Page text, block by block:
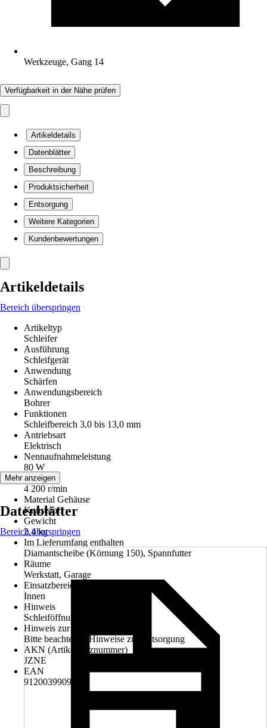
Werkzeuge, Gang 14
Verfügbarkeit in der Nähe prüfen
Artikeldetails
Datenblätter
Beschreibung
Produktsicherheit
Entsorgung
Weitere Kategorien
Kundenbewertungen
Artikeldetails
Bereich überspringen
Artikeltyp
Schleifer
Ausführung
Schleifgerät
Anwendung
Schärfen
Anwendungsbereich
Bohrer
Funktionen
Schleifbereich 3,0 bis 13,0 mm
Antriebsart
Elektrisch
Nennaufnahmeleistung
80 W
Drehzahl
4 200 r/min
Material Gehäuse
Kunststoff
Gewicht
2,4 kg
Im Lieferumfang enthalten
Diamantscheibe (Körnung 150), Spannfutter
Räume
Werkstatt, Garage
Einsatzbereich
Innen
Hinweis
Schleiföffnung 118°
Hinweis zur Entsorgung
Bitte beachte die Hinweise zur Entsorgung
AKN (Artikelkurznummer)
JZNE
EAN
9120039909431
Mehr anzeigen
Datenblätter
Bereich überspringen